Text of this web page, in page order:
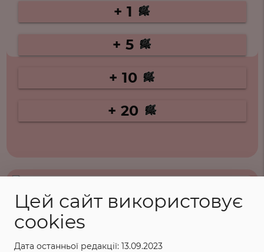
Цей сайт використовує
cookies
Дата останньої редакції: 13.09.2023
+ 1
+ 5
+ 10
+ 20
ХАРАКТЕРИСТИКИ